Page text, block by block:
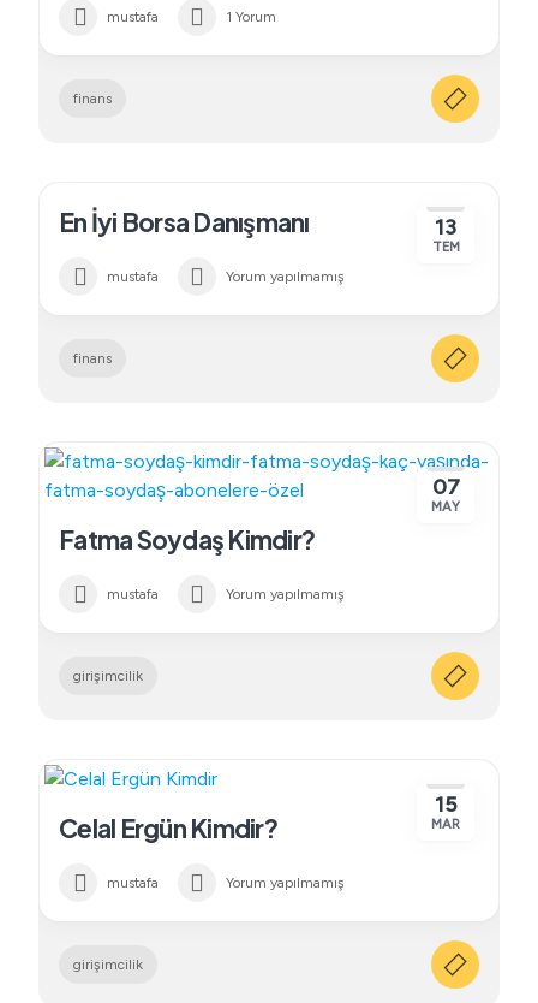
mustafa 1 Yorum
finans
13
TEM
En İyi Borsa Danışmanı
mustafa Yorum yapılmamış
finans
07
MAY
Fatma Soydaş Kimdir?
mustafa Yorum yapılmamış
girişimcilik
15
MAR
Celal Ergün Kimdir?
mustafa Yorum yapılmamış
girişimcilik